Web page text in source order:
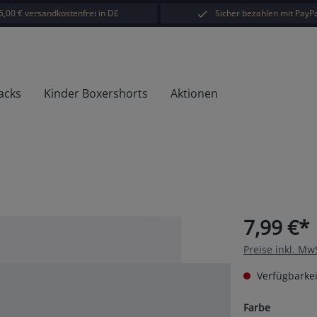
€ versandkostenfrei in DE Sicher bezahlen mit
Kinder Boxershorts Aktionen
7,99 €*
Preise inkl.
Farbeauswählen